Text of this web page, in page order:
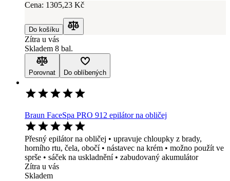
Cena: 1305,23 Kč
Do košíku
Porovnat
Zítra u vás
Skladem 8 bal.
Porovnat Do oblíbených
Braun FaceSpa PRO 912 epilátor na obličej
Přesný epilátor na obličej • upravuje chloupky z brady,
horního rtu, čela, obočí • nástavec na krém • možno použít ve
sprše • sáček na uskladnění • zabudovaný akumulátor
Zítra u vás
Skladem